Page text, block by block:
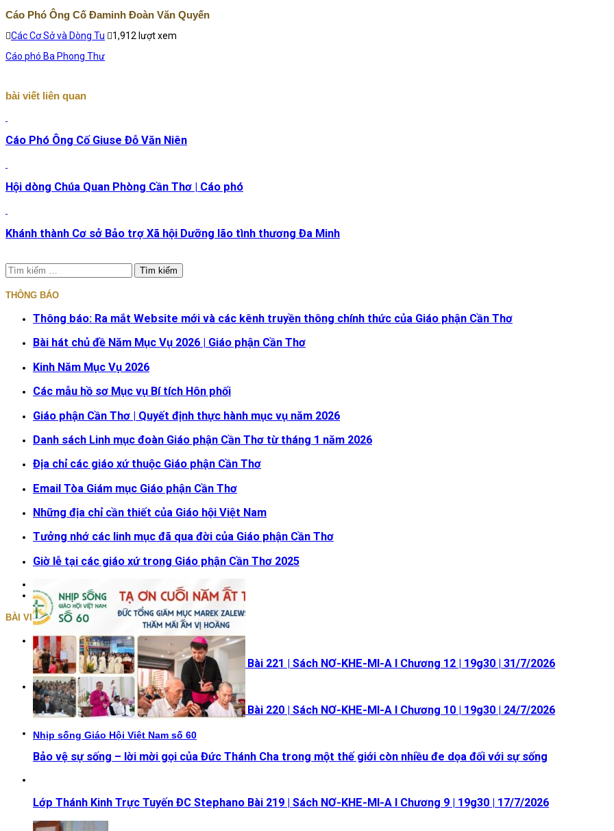
Cáo Phó Ông Cố Đaminh Đoàn Văn Quyến
Các Cơ Sở và Dòng Tu
1,912 lượt xem
Cáo phó Ba Phong Thư
bài viết liên quan
Cáo Phó Ông Cố Giuse Đỗ Văn Niên
Hội dòng Chúa Quan Phòng Cần Thơ | Cáo phó
Khánh thành Cơ sở Bảo trợ Xã hội Dưỡng lão tình thương Đa Minh
Tìm
kiếm
cho:
THÔNG BÁO
Thông báo: Ra mắt Website mới và các kênh truyền thông chính thức của Giáo phận Cần Thơ
Bài hát chủ đề Năm Mục Vụ 2026 | Giáo phận Cần Thơ
Kinh Năm Mục Vụ 2026
Các mẫu hồ sơ Mục vụ Bí tích Hôn phối
Giáo phận Cần Thơ | Quyết định thực hành mục vụ năm 2026
Danh sách Linh mục đoàn Giáo phận Cần Thơ từ tháng 1 năm 2026
Địa chỉ các giáo xứ thuộc Giáo phận Cần Thơ
Email Tòa Giám mục Giáo phận Cần Thơ
Những địa chỉ cần thiết của Giáo hội Việt Nam
Tưởng nhớ các linh mục đã qua đời của Giáo phận Cần Thơ
Giờ lễ tại các giáo xứ trong Giáo phận Cần Thơ 2025
Nhịp sống Giáo Hội Việt Nam số 60
BÀI VIẾT
Lớp Thánh Kinh Trực Tuyến ĐC Stephano Bài 221 | Sách NƠ-KHE-MI-A I Chương 12 | 19g30 | 31/7/2026
Lớp Thánh Kinh Trực Tuyến ĐC Stephano Bài 220 | Sách NƠ-KHE-MI-A I Chương 10 | 19g30 | 24/7/2026
Bảo vệ sự sống – lời mời gọi của Đức Thánh Cha trong một thế giới còn nhiều đe dọa đối với sự sống
Lớp Thánh Kinh Trực Tuyến ĐC Stephano Bài 219 | Sách NƠ-KHE-MI-A I Chương 9 | 19g30 | 17/7/2026